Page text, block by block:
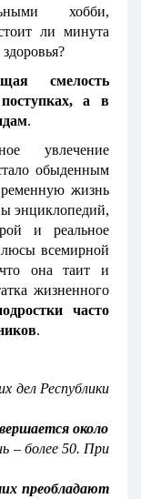
хобби,
ли минута
смелость
а в
.
увлечение
обыденным
жизнь
энциклопедий,
и реальное
всемирной
она таит и
жизненного
часто
.
дел Республики
около
– более 50. При
преобладают